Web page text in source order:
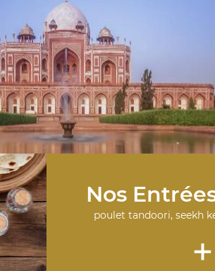
Nos
poulet tandoori, seekh
+